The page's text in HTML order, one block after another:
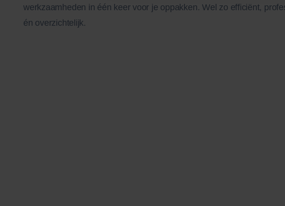
werkzaamheden in één keer voor je oppakken. Wel zo efficiënt,
én overzichtelijk.